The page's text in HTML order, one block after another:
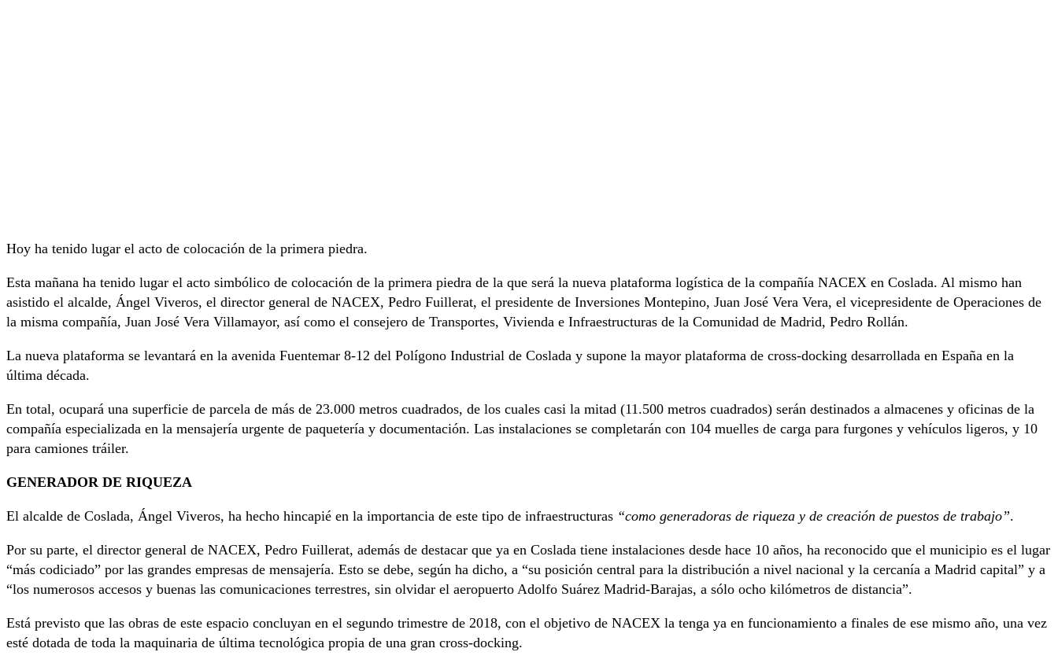
Hoy ha tenido lugar el acto de colocación de la primera piedra.
Esta mañana ha tenido lugar el acto simbólico de colocación de la primera piedra de la que será la nueva plataforma logística de la compañía NACEX en Coslada. Al mismo han
asistido el alcalde, Ángel Viveros, el director general de NACEX, Pedro Fuillerat, el presidente de Inversiones Montepino, Juan José Vera Vera, el vicepresidente de Operaciones de
la misma compañía, Juan José Vera Villamayor, así como el consejero de Transportes, Vivienda e Infraestructuras de la Comunidad de Madrid, Pedro Rollán.
La nueva plataforma se levantará en la avenida Fuentemar 8-12 del Polígono Industrial de Coslada y supone la mayor plataforma de cross-docking desarrollada en España en la
última década.
En total, ocupará una superficie de parcela de más de 23.000 metros cuadrados, de los cuales casi la mitad (11.500 metros cuadrados) serán destinados a almacenes y oficinas de la
compañía especializada en la mensajería urgente de paquetería y documentación. Las instalaciones se completarán con 104 muelles de carga para furgones y vehículos ligeros, y 10
para camiones tráiler.
GENERADOR DE RIQUEZA
El alcalde de Coslada, Ángel Viveros, ha hecho hincapié en la importancia de este tipo de infraestructuras “como generadoras de riqueza y de creación de puestos de trabajo”.
Por su parte, el director general de NACEX, Pedro Fuillerat, además de destacar que ya en Coslada tiene instalaciones desde hace 10 años, ha reconocido que el municipio es el lugar
“más codiciado” por las grandes empresas de mensajería. Esto se debe, según ha dicho, a “su posición central para la distribución a nivel nacional y la cercanía a Madrid capital” y a
“los numerosos accesos y buenas las comunicaciones terrestres, sin olvidar el aeropuerto Adolfo Suárez Madrid-Barajas, a sólo ocho kilómetros de distancia”.
Está previsto que las obras de este espacio concluyan en el segundo trimestre de 2018, con el objetivo de NACEX la tenga ya en funcionamiento a finales de ese mismo año, una vez
esté dotada de toda la maquinaria de última tecnológica propia de una gran cross-docking.